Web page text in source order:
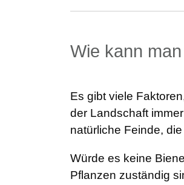
Wie kann
Es gibt viele
der Landschaft
natürliche Feinde,
Würde es keine
Pflanzen zuständig